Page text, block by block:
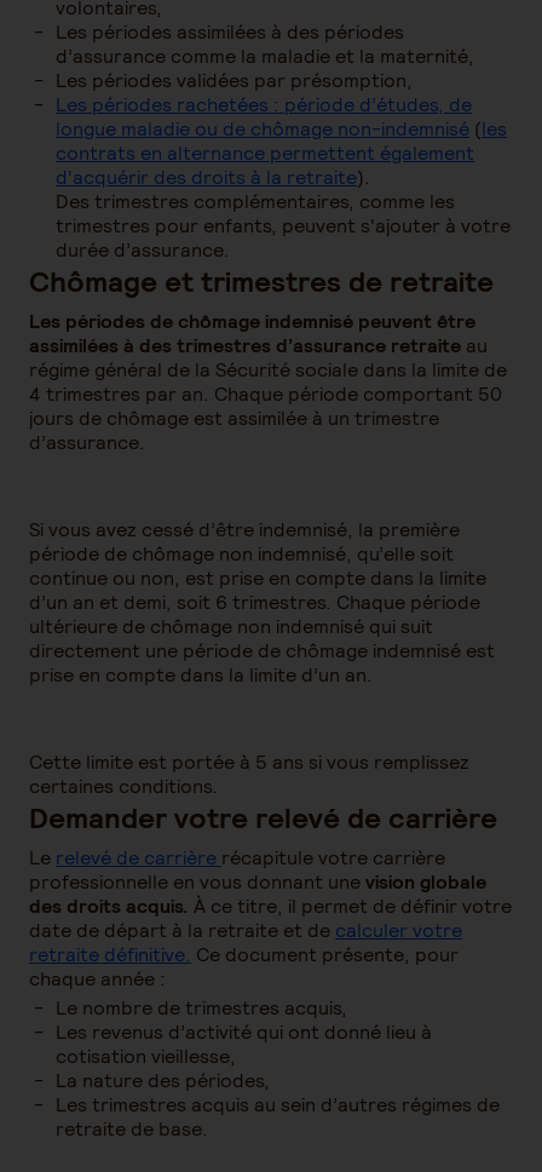
volontaires,
Les périodes assimilées à des périodes
d’assurance comme la maladie et la maternité,
Les périodes validées par présomption,
Les périodes rachetées : période d’études, de
longue maladie ou de chômage non-indemnisé (les
contrats en alternance permettent également
d'acquérir des droits à la retraite).
Des trimestres complémentaires, comme les
trimestres pour enfants, peuvent s'ajouter à votre
durée d’assurance.
Chômage et trimestres de retraite
Les périodes de chômage indemnisé peuvent être
assimilées à des trimestres d’assurance retraite au
régime général de la Sécurité sociale dans la limite de
4 trimestres par an. Chaque période comportant 50
jours de chômage est assimilée à un trimestre
d’assurance.
Si vous avez cessé d’être indemnisé, la première
période de chômage non indemnisé, qu’elle soit
continue ou non, est prise en compte dans la limite
d’un an et demi, soit 6 trimestres. Chaque période
ultérieure de chômage non indemnisé qui suit
directement une période de chômage indemnisé est
prise en compte dans la limite d’un an.
Cette limite est portée à 5 ans si vous remplissez
certaines conditions.
Demander votre relevé de carrière
Le relevé de carrière récapitule votre carrière
professionnelle en vous donnant unevision globale
des droits acquis. À ce titre, il permet de définir votre
date de départ à la retraite et de calculer votre
retraite définitive. Ce document présente, pour
chaque année :
Le nombre de trimestres acquis,
Les revenus d’activité qui ont donné lieu à
cotisation vieillesse,
La nature des périodes,
Les trimestres acquis au sein d’autres régimes de
retraite de base.